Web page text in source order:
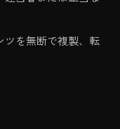
ツを無断で複製、転